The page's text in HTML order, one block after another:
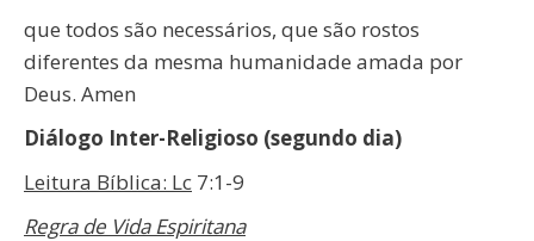
que todos são necessários, que são rostos
diferentes da mesma humanidade amada por
Deus. Amen
Diálogo Inter-Religioso (segundo dia)
Leitura Bíblica: Lc 7:1-9
Regra de Vida Espiritana